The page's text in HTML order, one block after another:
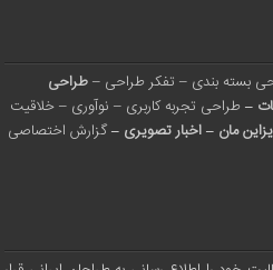
بسته بندی – تفکر طراحی –طراحی
– طراحی تجربه کاربری – نوآوری –خلاقیت
مان –اخبار تصویری –گزارش اختصاصی